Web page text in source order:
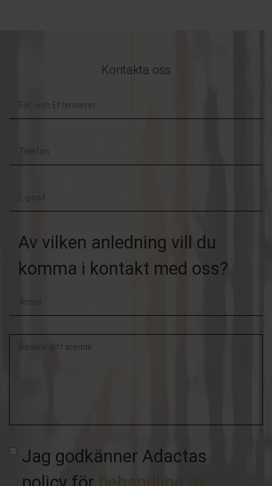
Kontakta oss
För-
Efternamn
Telefon
E-
Av vilken anledning vill du
komma i kontakt med oss?
Beskriv
Jag godkänner Adactas